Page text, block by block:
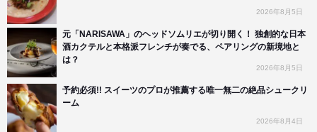
2026年8月5日
元「NARISAWA」のヘッドソムリエが切り開く！ 独創的な日本
酒カクテルと本格派フレンチが奏でる、ペアリングの新境地と
は？
2026年8月5日
予約必須!! スイーツのプロが推薦する唯一無二の絶品シュークリ
ーム
2026年8月4日